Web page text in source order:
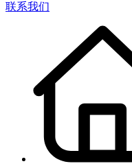
联系我们